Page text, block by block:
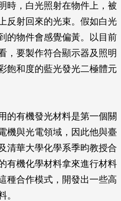
時，白光照射在物件上，被
反射回來的光束。假如白光
的物件會感覺偏黃。以目前
，要製作符合顯示器及照明
飽和度的藍光發光二極體元
的有機發光材料是第一個關
機與光電領域，因此他與臺
清華大學化學系季昀教授合
有機化學材料拿來進行材料
種合作模式，開發出一些高
。